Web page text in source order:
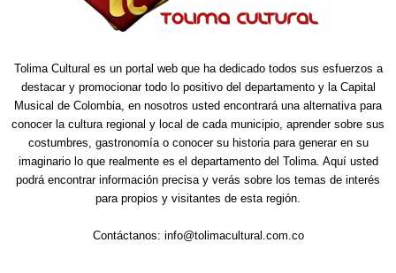
Tolima Cultural es un portal web que ha dedicado todos sus esfuerzos a
destacar y promocionar todo lo positivo del departamento y la Capital
Musical de Colombia, en nosotros usted encontrará una alternativa para
conocer la cultura regional y local de cada municipio, aprender sobre sus
costumbres, gastronomía o conocer su historia para generar en su
imaginario lo que realmente es el departamento del Tolima. Aquí usted
podrá encontrar información precisa y verás sobre los temas de interés
para propios y visitantes de esta región.
Contáctanos: info@tolimacultural.com.co